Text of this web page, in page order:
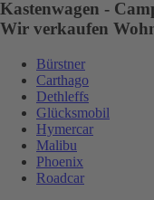
Kastenwagen -
Wir verkaufen
Bürstner
Carthago
Dethleffs
Glücksmobil
Hymercar
Malibu
Phoenix
Roadcar